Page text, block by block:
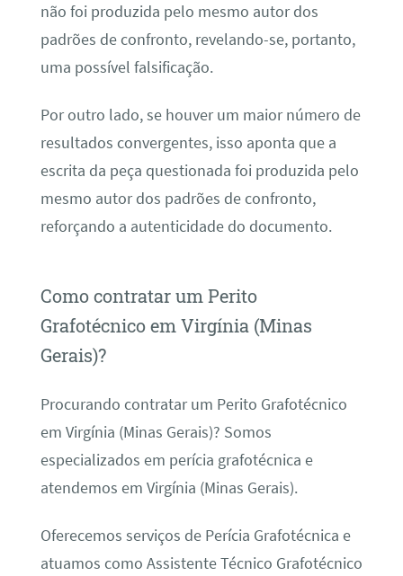
não foi produzida pelo mesmo autor dos
padrões de confronto, revelando-se, portanto,
uma possível falsificação.
Por outro lado, se houver um maior número de
resultados convergentes, isso aponta que a
escrita da peça questionada foi produzida pelo
mesmo autor dos padrões de confronto,
reforçando a autenticidade do documento.
Como contratar um Perito
Grafotécnico em Virgínia (Minas
Gerais)?
Procurando contratar um Perito Grafotécnico
em Virgínia (Minas Gerais)? Somos
especializados em perícia grafotécnica e
atendemos em Virgínia (Minas Gerais).
Oferecemos serviços de Perícia Grafotécnica e
atuamos como Assistente Técnico Grafotécnico